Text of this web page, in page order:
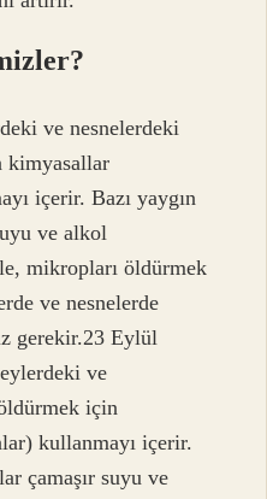
ve nesnelerdeki
kimyasallar
içerir. Bazı yaygın
ve alkol
mikropları öldürmek
ve nesnelerde
gerekir.23 Eylül
ve
için
kullanmayı içerir.
çamaşır suyu ve